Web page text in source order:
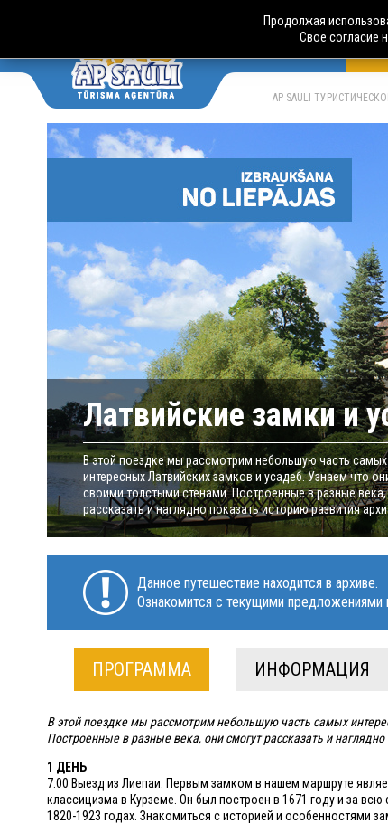
AP SAULI
Латвийские замки и
В этой поездке мы рассмотрим небольшую часть самых
интересных Латвийских замков и усадеб. Узнаем что
своими толстыми стенами. Построенные в разные века,
рассказать и наглядно показать историю развития
Данное путешествие находится в архиве.
Ознакомится с текущими
ПРОГРАММА ИНФОРМАЦИЯ
В этой поездке мы рассмотрим небольшую часть самых
Построенные в разные века, они смогут рассказать и
1 ДЕНЬ
7:00 Выезд из Лиепаи. Первым замком в нашем маршруте
классицизма в Курземе. Он был построен в 1671 году и за
1820-1923 годах. Знакомиться с историей и особенностями
Продолжая
Свое согласие